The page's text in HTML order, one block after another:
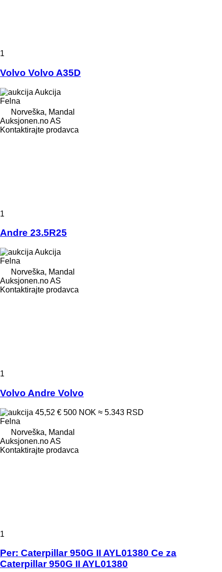
1
Volvo Volvo A35D
Aukcija
Felna
Norveška, Mandal
Auksjonen.no AS
Kontaktirajte prodavca
1
Andre 23.5R25
Aukcija
Felna
Norveška, Mandal
Auksjonen.no AS
Kontaktirajte prodavca
1
Volvo Andre Volvo
45,52 € 500 NOK ≈ 5.343 RSD
Felna
Norveška, Mandal
Auksjonen.no AS
Kontaktirajte prodavca
1
Per: Caterpillar 950G II AYL01380 Ce za
Caterpillar 950G II AYL01380